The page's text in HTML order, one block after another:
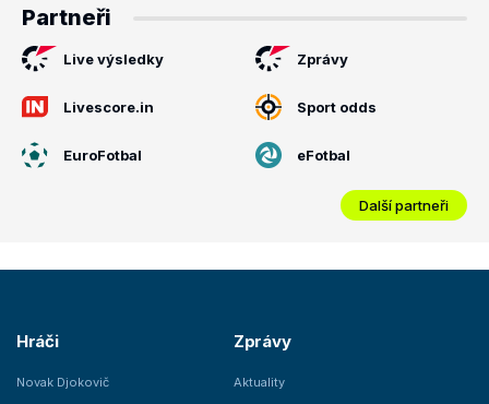
Partneři
Live výsledky Zprávy
Livescore.in Sport odds
EuroFotbal eFotbal
Další partneři
Hráči
Novak Djokovič
Zprávy
Aktuality